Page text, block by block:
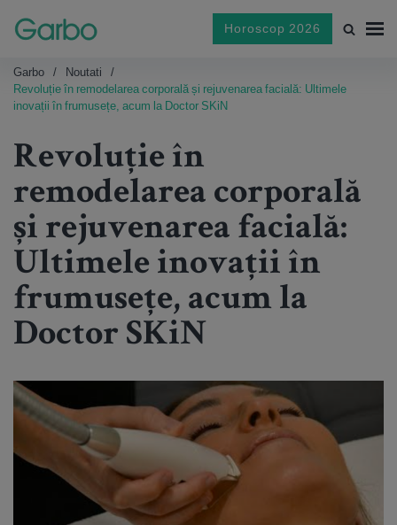
Horoscop 2026
Garbo
Noutati
Revoluție în remodelarea corporală și rejuvenarea facială: Ultimele
inovații în frumusețe, acum la Doctor SKiN
Revoluție în
remodelarea corporală
și rejuvenarea facială:
Ultimele inovații în
frumusețe, acum la
Doctor SKiN